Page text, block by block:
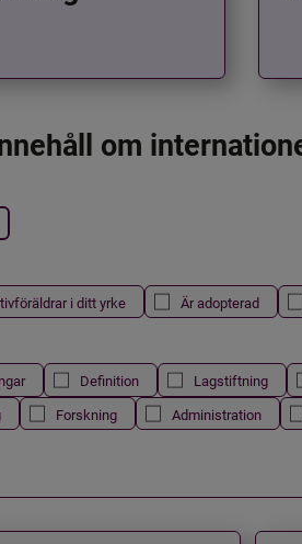
om
i ditt yrke Är adopterad
Definition Lagstiftning
Forskning Administration